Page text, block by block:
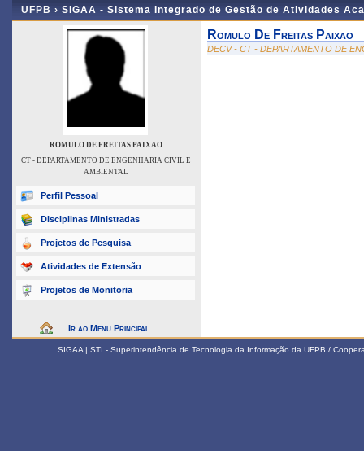
UFPB › SIGAA - Sistema Integrado de Gestão de Atividades
ROMULO DE FREITAS PAIXAO
CT - DEPARTAMENTO DE ENGENHARIA CIVIL E
AMBIENTAL
Perfil Pessoal
Disciplinas Ministradas
Projetos de Pesquisa
Atividades de Extensão
Projetos de Monitoria
Ir ao Menu Principal
Romulo De Freitas Paixao
DECV - CT - DEPARTAMENTO DE
SIGAA | STI - Superintendência de Tecnologia da Informação da UFPB /